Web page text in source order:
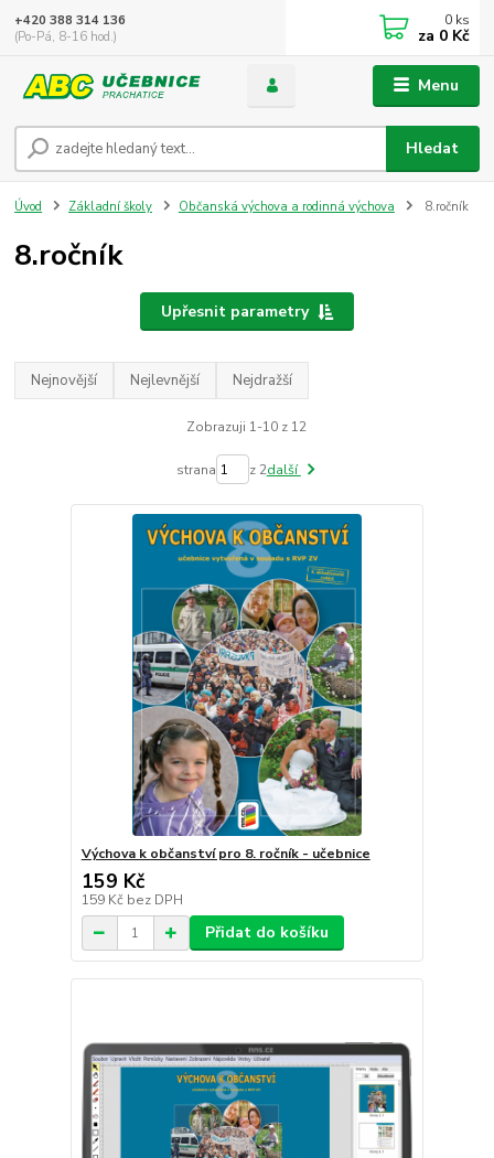
Menu
Hledat
+420 388 314 136
(Po-Pá, 8-16 hod.)
0 ks
za 0 Kč
Úvod Základní školy Občanská výchova a rodinná výchova 8.ročník
8.ročník
Upřesnit parametry
Nejnovější Nejlevnější Nejdražší
Zobrazuji 1-10 z 12
strana z 2další
Výchova k občanství pro 8. ročník - učebnice
159 Kč
159 Kč bez DPH
Přidat do košíku